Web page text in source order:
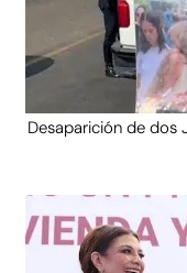
Desaparición de dos